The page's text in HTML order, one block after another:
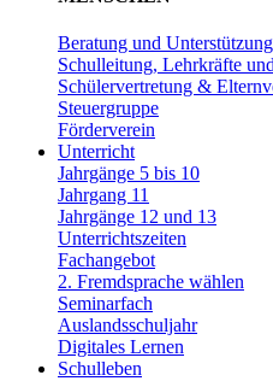
Beratung und Unterstützung
Schulleitung, Lehrkräfte
Schülervertretung &
Steuergruppe
Förderverein
Unterricht
Jahrgänge 5 bis 10
Jahrgang 11
Jahrgänge 12 und 13
Unterrichtszeiten
Fachangebot
2. Fremdsprache wählen
Seminarfach
Auslandsschuljahr
Digitales Lernen
Schulleben